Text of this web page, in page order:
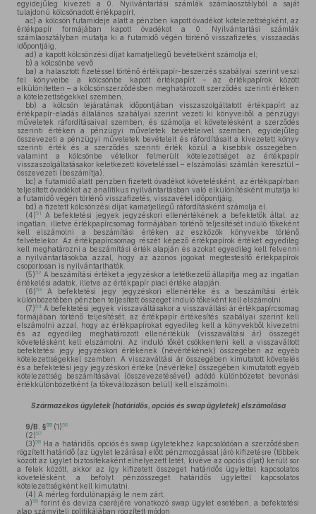
egyidejűleg kivezeti a 0. Nyilvántartási számlák számlaosztályból a saját
tulajdonú kölcsönadott értékpapírt,
ac) a kölcsön futamideje alatt a pénzben kapott óvadékot kötelezettségként, az
értékpapír formájában kapott óvadékot a 0. Nyilvántartási számlák
számlaosztályban mutatja ki a futamidő végén történő visszafizetés, visszaadás
időpontjáig,
ad) a kapott kölcsönzési díjat kamatjellegű bevételként számolja el;
b) a kölcsönbe vevő
ba) a halasztott fizetéssel történő értékpapír-beszerzés szabályai szerint veszi
fel könyveibe a kölcsönbe kapott értékpapírt – az értékpapírok között
elkülönítetten – a kölcsönszerződésben meghatározott szerződés szerinti értéken
a kötelezettségekkel szemben,
bb) a kölcsön lejáratának időpontjában visszaszolgáltatott értékpapírt az
értékpapír-eladás általános szabályai szerint vezeti ki könyveiből a pénzügyi
műveletek ráfordításaival szemben, és számolja el követelésként a szerződés
szerinti értéken a pénzügyi műveletek bevételeivel szemben, egyidejűleg
összevezeti a pénzügyi műveletek bevételeit és ráfordításait a kivezetett könyv
szerinti érték és a szerződés szerinti érték közül a kisebbik összegében,
valamint a kölcsönbe vételkor felmerült kötelezettséget az értékpapír
visszaszolgáltatásakor keletkezett követeléssel – elszámolási számlán keresztül –
összevezeti (beszámítja),
bc) a futamidő alatt pénzben fizetett óvadékot követelésként, az értékpapírban
teljesített óvadékot az analitikus nyilvántartásban való elkülönítésként mutatja ki
a futamidő végén történő visszafizetés, visszavétel időpontjáig,
bd) a fizetett kölcsönzési díjat kamatjellegű ráfordításként számolja el.
(4)51
A befektetési jegyek jegyzéskori ellenértékének a befektetők által, az
ingatlan, illetve értékpapírcsomag formájában történő teljesítését induló tőkeként
kell elszámolni a beszámítási értéken az eszközök könyvekbe történő
felvételekor. Az értékpapírcsomag részét képező értékpapírok értékét egyedileg
kell meghatározni a beszámítási érték alapján és azokat egyedileg kell felvenni
a nyilvántartásokba azzal, hogy az azonos jogokat megtestesítő értékpapírok
csoportosan is nyilvántarthatók.
(5)52 A beszámítási értéket a jegyzéskor a letétkezelő állapítja meg az ingatlan
értékelési adatok, illetve az értékpapír piaci értéke alapján.
(6)53
A befektetési jegy jegyzéskori ellenértéke és a beszámítási érték
különbözetében pénzben teljesített összeget induló tőkeként kell elszámolni.
(7)54 A befektetési jegyek visszaváltásakor a visszaváltási ár értékpapírcsomag
formájában történő teljesítését, az értékpapír értékesítés szabályai szerint kell
elszámolni azzal, hogy az értékpapírokat egyedileg kell a könyvekből kivezetni
és az egyedileg meghatározott ellenértékük (visszaváltási ár) összegét
követelésként kell elszámolni. Az induló tőkét csökkenteni kell a visszaváltott
befektetési jegy jegyzéskori értékének (névértékének) összegében az egyéb
kötelezettségekkel szemben. A visszaváltási ár összegében kimutatott követelés
és a befektetési jegy jegyzéskori értéke (névértéke) összegében kimutatott egyéb
kötelezettség beszámításával (összevezetésével) adódó különbözetet bevonási
értékkülönbözetként (a tőkeváltozáson belül) kell elszámolni.
Származékos ügyletek (határidős, opciós és swap ügyletek) elszámolása
9/B. §55 (1)56
(2)57
(3)58 Ha a határidős, opciós és swap ügyletekhez kapcsolódóan a szerződésben
rögzített határidő (az ügylet lezárása) előtt pénzmozgással járó kifizetésre (többek
között az ügylet biztosítékaként elhelyezett letét, kivéve az opciós díjat) került sor
a felek között, akkor az így kifizetett összeget határidős ügylettel kapcsolatos
követelésként, a befolyt pénzösszeget határidős ügylettel kapcsolatos
kötelezettségként kell kimutatni.
(4) A mérleg fordulónapjáig le nem zárt,
a)59 forint és deviza cseréjére vonatkozó swap ügylet esetében, a befektetési
alap számviteli politikájában rögzített módon